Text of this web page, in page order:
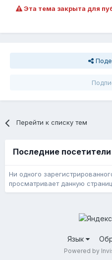
Эта тема закрыта для
Перейти к списку тем
Последние посетители
Ни одного
просматривает данную
Язык
Powered by